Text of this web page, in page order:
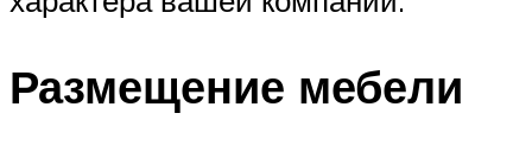
Размещение мебели